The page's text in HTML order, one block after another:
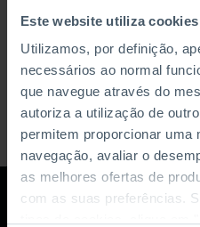
Este website utiliza cookies
Utilizamos, por definição,
necessários ao normal
que navegue através do
autoriza a utilização de
permitem proporcionar uma
navegação, avaliar o
as melhores ofertas de
com as suas preferências.